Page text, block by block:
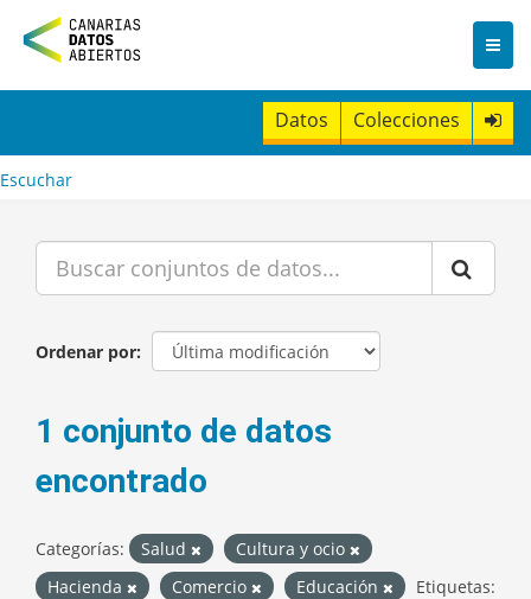
n
t
Datos Colecciones
Escuchar
Ordenar por
1 conjunto de datos
encontrado
Categorías: Salud
Cultura y ocio
Hacienda
Comercio Educación
Etiquetas: